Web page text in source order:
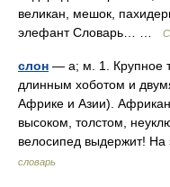
великан, мешок,
элефант Словарь… …
слон — а; м. 1. Крупное
длинным хоботом и
Африке и Азии).
высоком, толстом,
велосипед выдержит!
словарь